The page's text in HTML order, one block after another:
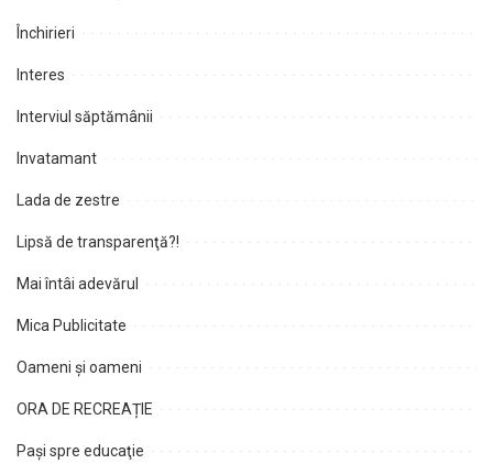
Închirieri
Interes
Interviul săptămânii
Invatamant
Lada de zestre
Lipsă de transparenţă?!
Mai întâi adevărul
Mica Publicitate
Oameni şi oameni
ORA DE RECREAȚIE
Paşi spre educaţie